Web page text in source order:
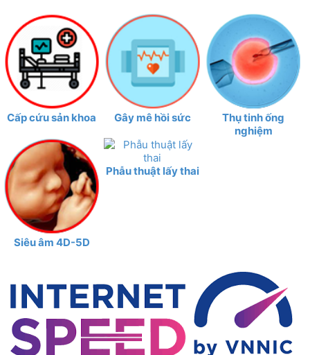
Cấp cứu sản khoa Gây mê hồi sức
Thụ tinh ống
nghiệm
Siêu âm 4D-5D
Phẫu thuật lấy thai